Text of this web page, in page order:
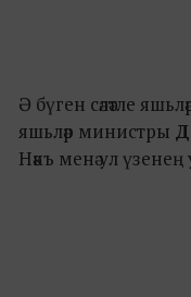
Ә бүген сәләтле
яшьләр министры
Нәкъ менә ул